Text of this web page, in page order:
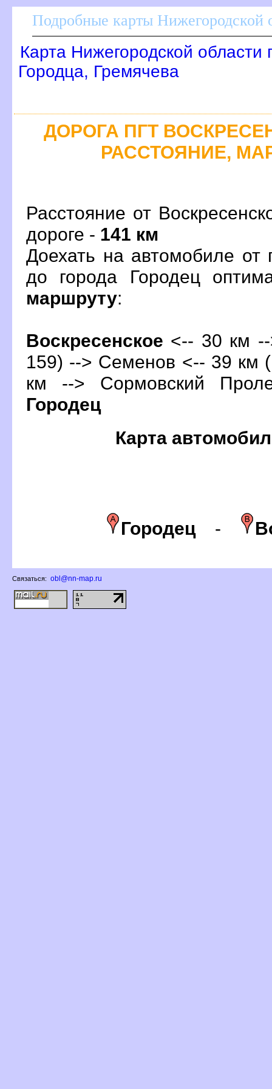
Подробные карты Нижегородской
Карта Нижегородской области
Городца, Гремячева
ДОРОГА ПГТ
РАССТОЯНИЕ,
Расстояние от
дороге - 141 км
Доехать на автомобиле от
до города Городец
маршруту:
оскресенское <-- 30 км
159) --> Семенов <-- 39 км
км --> Сормовский
Городец
Карта
Городец-
Связаться: obl@nn-map.ru